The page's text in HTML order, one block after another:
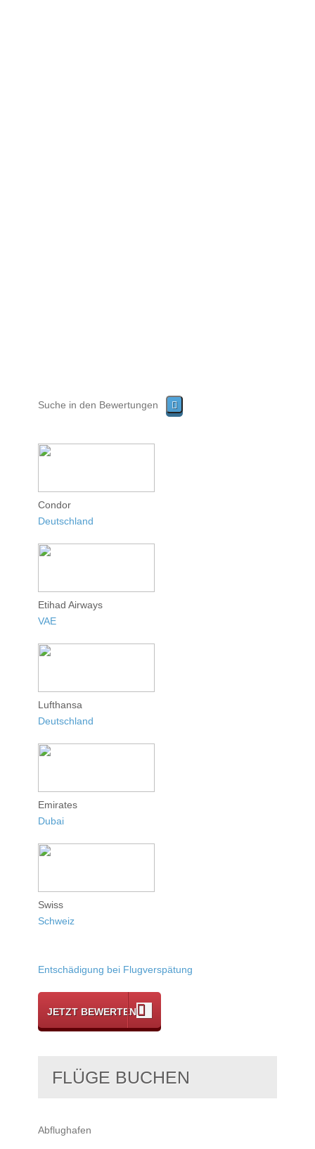
Condor
Deutschland
Etihad Airways
VAE
Lufthansa
Deutschland
Emirates
Dubai
Swiss
Schweiz
Entschädigung bei Flugverspätung
JETZT BEWERTEN
FLÜGE BUCHEN